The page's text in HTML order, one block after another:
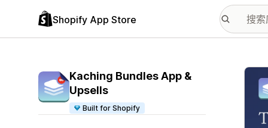
Shopify App Store
Kaching Bundles App &
Upsells
Built for Shopify
配图